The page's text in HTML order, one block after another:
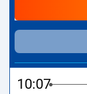
более низкую
время в пути. Поезд заканчивает маршрут на станции
Калиш по адресу
10:07